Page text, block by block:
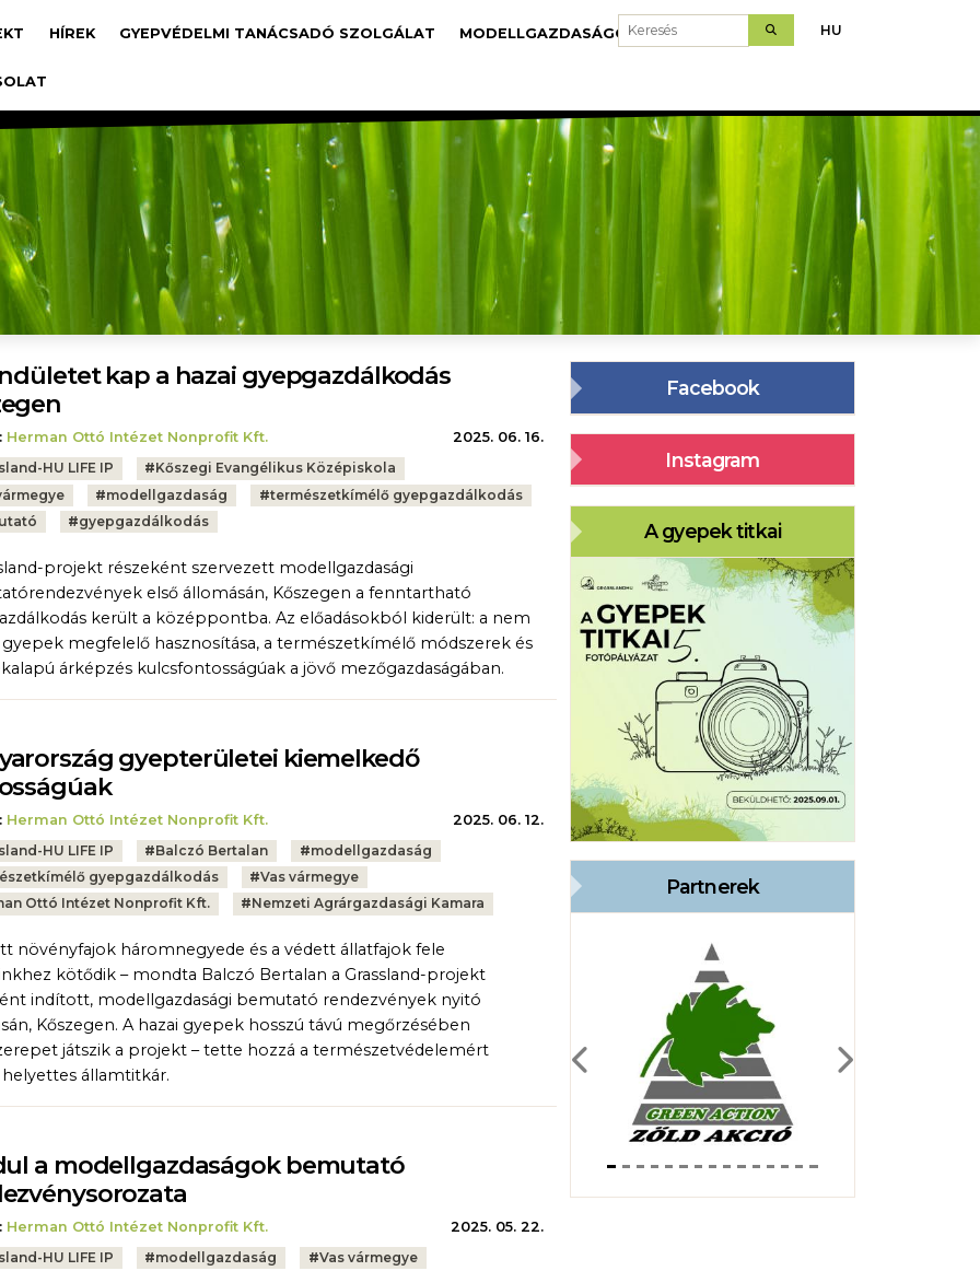
HÍREK GYEPVÉDELMI TANÁCSADÓ SZOLGÁLAT MODELLGAZDASÁGOK LETÖLTÉS
Keresés HU
kap a hazai gyepgazdálkodás
Herman Ottó Intézet Nonprofit Kft.
2025. 06. 16.
HU LIFE IP #Kőszegi Evangélikus Középiskola
#modellgazdaság #természetkímélő gyepgazdálkodás
#gyepgazdálkodás
projekt részeként szervezett modellgazdasági
első állomásán, Kőszegen a fenntartható
került a középpontba. Az előadásokból kiderült: a nem
megfelelő hasznosítása, a természetkímélő módszerek és
árképzés kulcsfontosságúak a jövő mezőgazdaságában.
gyepterületei kiemelkedő
Herman Ottó Intézet Nonprofit Kft.
2025. 06. 12.
HU LIFE IP #Balczó Bertalan #modellgazdaság
gyepgazdálkodás #Vas vármegye
Ottó Intézet Nonprofit Kft. #Nemzeti Agrárgazdasági Kamara
növényfajok háromnegyede és a védett állatfajok fele
kötődik – mondta Balczó Bertalan a Grassland-projekt
indított, modellgazdasági bemutató rendezvények nyitó
Kőszegen. A hazai gyepek hosszú távú megőrzésében
játszik a projekt – tette hozzá a természetvédelemért
államtitkár.
a modellgazdaságok bemutató
Herman Ottó Intézet Nonprofit Kft.
2025. 05. 22.
HU LIFE IP #modellgazdaság #Vas vármegye
Facebook
Instagram
A gyepek titkai
Partnerek
Previous Next